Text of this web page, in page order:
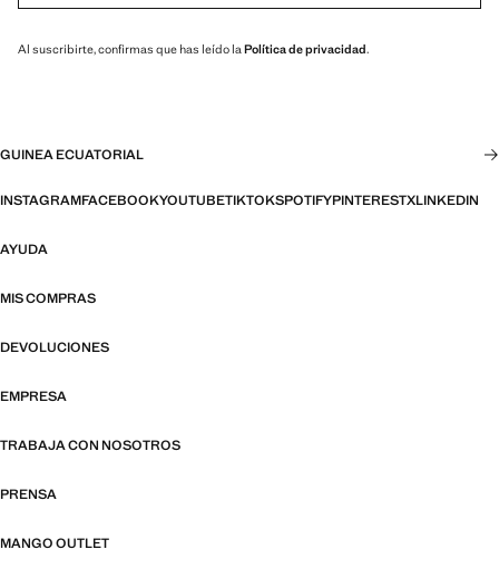
Al suscribirte, confirmas que has leído la Política de privacidad.
GUINEA ECUATORIAL
INSTAGRAMFACEBOOKYOUTUBETIKTOKSPOTIFYPINTERESTXLINKEDIN
AYUDA
MIS COMPRAS
DEVOLUCIONES
EMPRESA
TRABAJA CON NOSOTROS
PRENSA
MANGO OUTLET